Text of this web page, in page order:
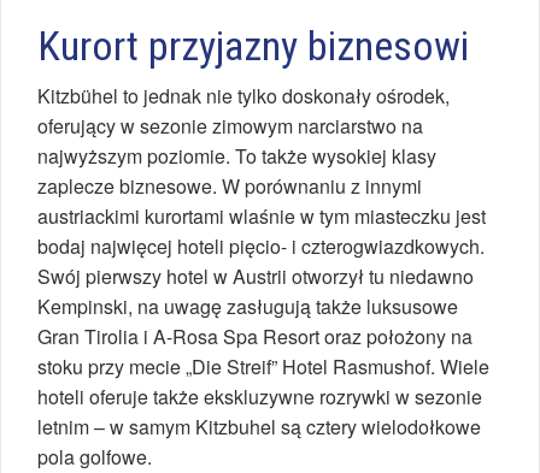
Kurort przyjazny biznesowi
Kitzbühel to jednak nie tylko doskonały ośrodek,
oferujący w sezonie zimowym narciarstwo na
najwyższym poziomie. To także wysokiej klasy
zaplecze biznesowe. W porównaniu z innymi
austriackimi kurortami wlaśnie w tym miasteczku jest
bodaj najwięcej hoteli pięcio- i czterogwiazdkowych.
Swój pierwszy hotel w Austrii otworzył tu niedawno
Kempinski, na uwagę zasługują także luksusowe
Gran Tirolia i A-Rosa Spa Resort oraz położony na
stoku przy mecie „Die Streif” Hotel Rasmushof. Wiele
hoteli oferuje także ekskluzywne rozrywki w sezonie
letnim – w samym Kitzbuhel są cztery wielodołkowe
pola golfowe.